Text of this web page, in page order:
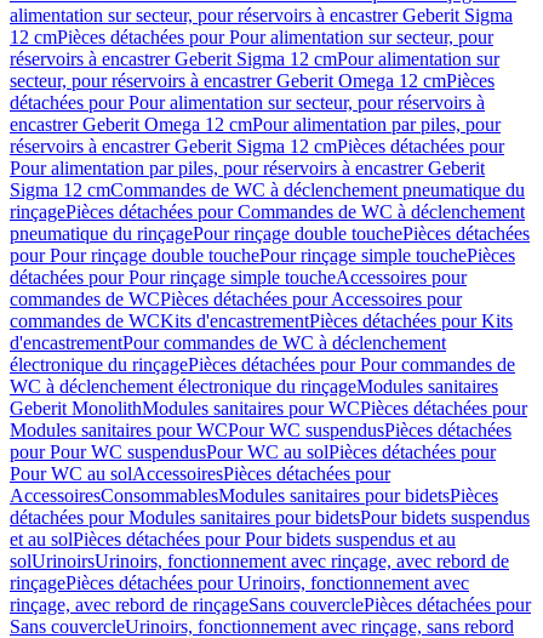
alimentation sur secteur, pour réservoirs à encastrer Geberit Sigma
12 cmPièces détachées pour Pour alimentation sur secteur, pour
réservoirs à encastrer Geberit Sigma 12 cmPour alimentation sur
secteur, pour réservoirs à encastrer Geberit Omega 12 cmPièces
détachées pour Pour alimentation sur secteur, pour réservoirs à
encastrer Geberit Omega 12 cmPour alimentation par piles, pour
réservoirs à encastrer Geberit Sigma 12 cmPièces détachées pour
Pour alimentation par piles, pour réservoirs à encastrer Geberit
Sigma 12 cmCommandes de WC à déclenchement pneumatique du
rinçagePièces détachées pour Commandes de WC à déclenchement
pneumatique du rinçagePour rinçage double touchePièces détachées
pour Pour rinçage double touchePour rinçage simple touchePièces
détachées pour Pour rinçage simple toucheAccessoires pour
commandes de WCPièces détachées pour Accessoires pour
commandes de WCKits d'encastrementPièces détachées pour Kits
d'encastrementPour commandes de WC à déclenchement
électronique du rinçagePièces détachées pour Pour commandes de
WC à déclenchement électronique du rinçageModules sanitaires
Geberit MonolithModules sanitaires pour WCPièces détachées pour
Modules sanitaires pour WCPour WC suspendusPièces détachées
pour Pour WC suspendusPour WC au solPièces détachées pour
Pour WC au solAccessoiresPièces détachées pour
AccessoiresConsommablesModules sanitaires pour bidetsPièces
détachées pour Modules sanitaires pour bidetsPour bidets suspendus
et au solPièces détachées pour Pour bidets suspendus et au
solUrinoirsUrinoirs, fonctionnement avec rinçage, avec rebord de
rinçagePièces détachées pour Urinoirs, fonctionnement avec
rinçage, avec rebord de rinçageSans couverclePièces détachées pour
Sans couvercleUrinoirs, fonctionnement avec rinçage, sans rebord